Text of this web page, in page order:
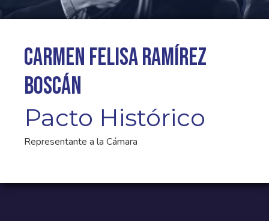
Carmen Felisa Ramírez
Boscán
Pacto Histórico
Representante a la Cámara